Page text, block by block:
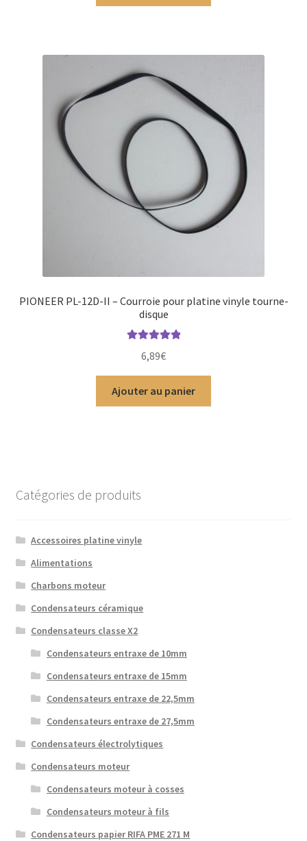
PIONEER PL-12D-II – Courroie pour platine vinyle tourne-
disque
6,89€
Ajouter au panier
Catégories de produits
Accessoires platine vinyle
Alimentations
Charbons moteur
Condensateurs céramique
Condensateurs classe X2
Condensateurs entraxe de 10mm
Condensateurs entraxe de 15mm
Condensateurs entraxe de 22,5mm
Condensateurs entraxe de 27,5mm
Condensateurs électrolytiques
Condensateurs moteur
Condensateurs moteur à cosses
Condensateurs moteur à fils
Condensateurs papier RIFA PME 271 M